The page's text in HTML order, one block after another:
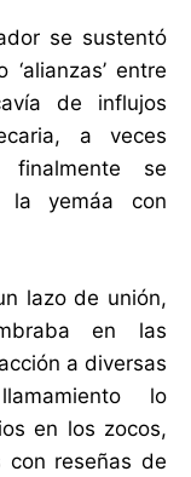
se sustentó
entre
de influjos
a veces
se
la yemáa con
lazo de unión,
en las
a diversas
lo
en los zocos,
con reseñas de